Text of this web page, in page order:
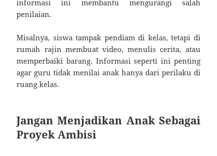
informasi ini membantu mengurangi salah
penilaian.
Misalnya, siswa tampak pendiam di kelas, tetapi di
rumah rajin membuat video, menulis cerita, atau
memperbaiki barang. Informasi seperti ini penting
agar guru tidak menilai anak hanya dari perilaku di
ruang kelas.
Jangan Menjadikan Anak Sebagai
Proyek Ambisi